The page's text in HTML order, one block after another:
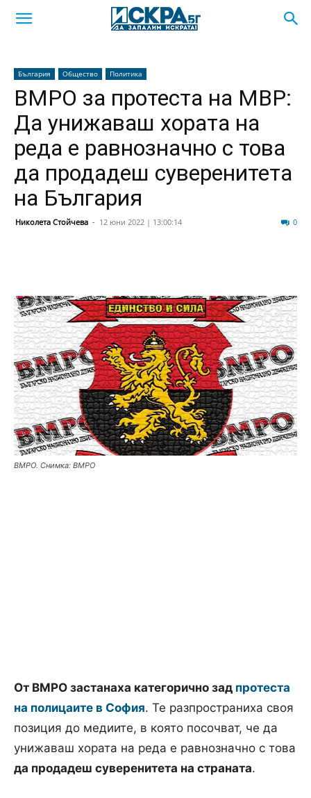
България Общество Политика
ВМРО за протеста на МВР:
Да унижаваш хората на
реда е равнозначно с това
да продадеш суверенитета
на България
Николета Стойчева - 12 юни 2022 | 13:00:14 0
ВМРО. Снимка: ВМРО
От ВМРО застанаха категорично зад протеста
на полицаите в София. Те разпространиха своя
позиция до медиите, в която посочват, че да
унижаваш хората на реда е равнозначно с това
да продадеш суверенитета на страната.